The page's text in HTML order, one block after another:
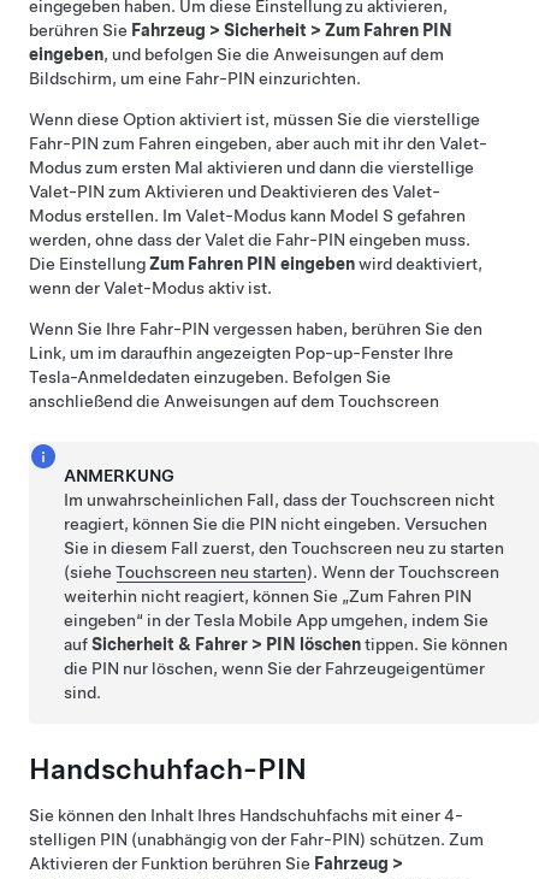
eingegeben haben. Um diese Einstellung zu aktivieren,
berühren Sie Fahrzeug > Sicherheit > Zum Fahren PIN
eingeben, und befolgen Sie die Anweisungen auf dem
Bildschirm, um eine Fahr-PIN einzurichten.
Wenn diese Option aktiviert ist, müssen Sie die vierstellige
Fahr-PIN zum Fahren eingeben, aber auch mit ihr den Valet-
Modus zum ersten Mal aktivieren und dann die vierstellige
Valet-PIN zum Aktivieren und Deaktivieren des Valet-
Modus erstellen. Im Valet-Modus kann Model S gefahren
werden, ohne dass der Valet die Fahr-PIN eingeben muss.
Die EinstellungZum Fahren PIN eingebenwird deaktiviert,
wenn der Valet-Modus aktiv ist.
Wenn Sie Ihre Fahr-PIN vergessen haben, berühren Sie den
Link, um im daraufhin angezeigten Pop-up-Fenster Ihre
Tesla-Anmeldedaten einzugeben. Befolgen Sie
anschließend die Anweisungen auf dem Touchscreen
ANMERKUNG
Im unwahrscheinlichen Fall, dass der Touchscreen nicht
reagiert, können Sie die PIN nicht eingeben. Versuchen
Sie in diesem Fall zuerst, den Touchscreen neu zu starten
(sieheTouchscreen neu starten). Wenn der Touchscreen
weiterhin nicht reagiert, können Sie „Zum Fahren PIN
eingeben“ in der Tesla Mobile App umgehen, indem Sie
aufSicherheit & Fahrer > PIN löschentippen. Sie können
die PIN nur löschen, wenn Sie der Fahrzeugeigentümer
sind.
Handschuhfach-PIN
Sie können den Inhalt Ihres Handschuhfachs mit einer 4-
stelligen PIN (unabhängig von der Fahr-PIN) schützen. Zum
Aktivieren der Funktion berühren Sie Fahrzeug >